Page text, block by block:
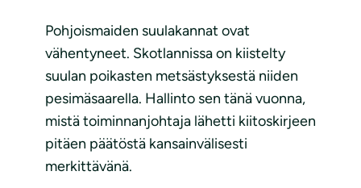
Pohjoismaiden suulakannat ovat
vähentyneet. Skotlannissa on kiistelty
suulan poikasten metsästyksestä niiden
pesimäsaarella. Hallinto sen tänä vuonna,
mistä toiminnanjohtaja lähetti kiitoskirjeen
pitäen päätöstä kansainvälisesti
merkittävänä.